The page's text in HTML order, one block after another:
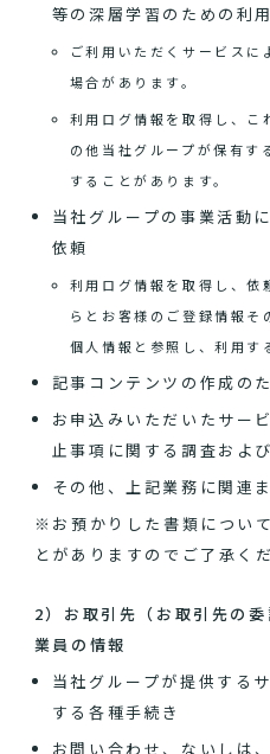
等の深層学習のための利用
ご利用いただくサービスに
場合があります。
利用ログ情報を取得し、こ
の他当社グループが保有す
することがあります。
当社グループの事業活動
依頼
利用ログ情報を取得し、依
らとお客様のご登録情報そ
個人情報と参照し、利用す
記事コンテンツの作成の
お申込みいただいたサー
止事項に関する調査およ
その他、上記業務に関連
※お預かりした書類につい
とがありますのでご了承く
2）お取引先（お取引先の
業員の情報
当社グループが提供する
する各種手続き
お問い合わせ、ないしは